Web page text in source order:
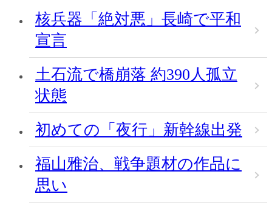
核兵器「絶対悪」長崎で平和
宣言
土石流で橋崩落 約390人孤立
状態
初めての「夜行」新幹線出発
福山雅治、戦争題材の作品に
思い